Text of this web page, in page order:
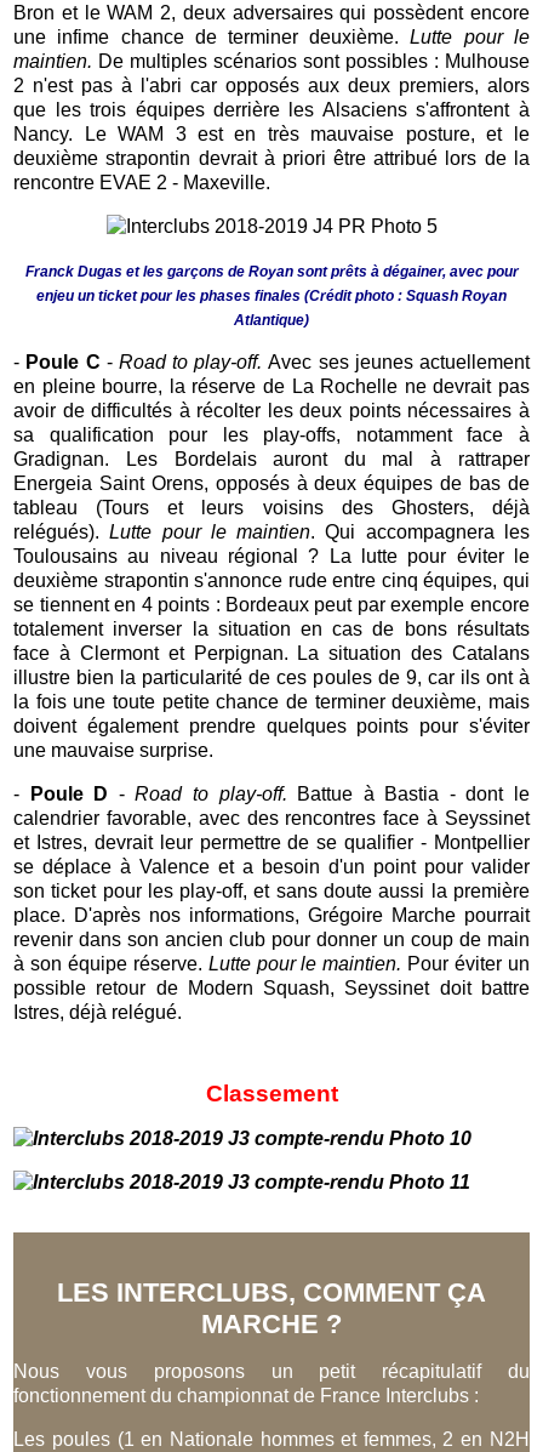
Bron et le WAM 2, deux adversaires qui possèdent encore
une infime chance de terminer deuxième.Lutte pour le
maintien. De multiples scénarios sont possibles : Mulhouse
2 n'est pas à l'abri car opposés aux deux premiers, alors
que les trois équipes derrière les Alsaciens s'affrontent à
Nancy. Le WAM 3 est en très mauvaise posture, et le
deuxième strapontin devrait à priori être attribué lors de la
rencontre EVAE 2 - Maxeville.
Franck Dugas et les garçons de Royan sont prêts à dégainer, avec pour
enjeu un ticket pour les phases finales (Crédit photo : Squash Royan
Atlantique)
- Poule C - Road to play-off. Avec ses jeunes actuellement
en pleine bourre, la réserve de La Rochelle ne devrait pas
avoir de difficultés à récolter les deux points nécessaires à
sa qualification pour les play-offs, notamment face à
Gradignan. Les Bordelais auront du mal à rattraper
Energeia Saint Orens, opposés à deux équipes de bas de
tableau (Tours et leurs voisins des Ghosters, déjà
relégués).Lutte pour le maintien. Qui accompagnera les
Toulousains au niveau régional ? La lutte pour éviter le
deuxième strapontin s'annonce rude entre cinq équipes, qui
se tiennent en 4 points : Bordeaux peut par exemple encore
totalement inverser la situation en cas de bons résultats
face à Clermont et Perpignan. La situation des Catalans
illustre bien la particularité de ces poules de 9, car ils ont à
la fois une toute petite chance de terminer deuxième, mais
doivent également prendre quelques points pour s'éviter
une mauvaise surprise.
- Poule D -Road to play-off. Battue à Bastia - dont le
calendrier favorable, avec des rencontres face à Seyssinet
et Istres, devrait leur permettre de se qualifier - Montpellier
se déplace à Valence et a besoin d'un point pour valider
son ticket pour les play-off, et sans doute aussi la première
place. D'après nos informations, Grégoire Marche pourrait
revenir dans son ancien club pour donner un coup de main
à son équipe réserve. Lutte pour le maintien. Pour éviter un
possible retour de Modern Squash, Seyssinet doit battre
Istres, déjà relégué.
Classement
LES INTERCLUBS, COMMENT ÇA
MARCHE ?
Nous vous proposons un petit récapitulatif du
fonctionnement du championnat de France Interclubs :
Les poules (1 en Nationale hommes et femmes, 2 en N2H